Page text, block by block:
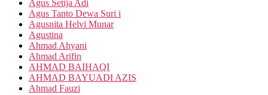
Agus Setija Adi
Agus Tanto Dewa Suri i
Agusnita Helvi Munar
Agustina
Ahmad Ahyani
Ahmad Arifin
AHMAD BAIHAQI
AHMAD BAYUADI AZIS
Ahmad Fauzi